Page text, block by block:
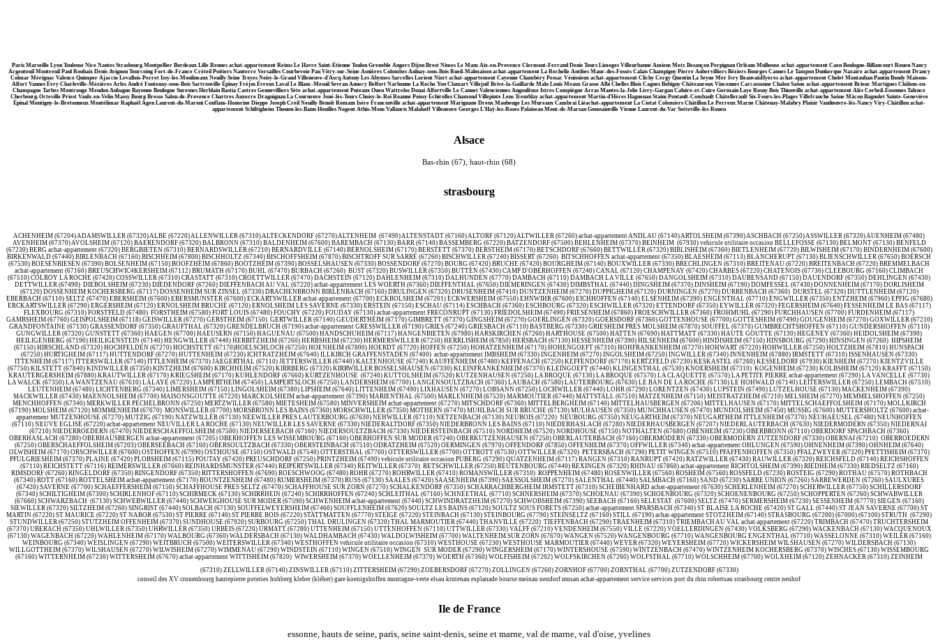
Paris Marseille Lyon Toulouse Nice Nantes Strasbourg Montpellier Bordeaux Lille Rennes achat-appartement Reims Le Havre Saint-Étienne Toulon Grenoble Angers Dijon Brest Nîmes Le Mans Aix-en-Provence Clermont-Ferrand Denis Tours Limoges Villeurbanne Amiens Metz Besançon Perpignan Orléans Mulhouse achat-appartement Caen Boulogne-Billancourt Rouen Nancy
Argenteuil Montreuil Paul Roubaix Denis Avignon Tourcoing Fort-de-France Créteil Poitiers Nanterre Versailles Courbevoie Pau Vitry-sur-Seine Asnières Colombes Aulnay-sous-Bois Rueil-Malmaison achat-appartement La Rochelle Antibes Maur-des-Fossés Calais Champigny Pierre Aubervilliers Béziers Bourges Cannes Le Tampon Dunkerque Nazaire achat-appartement Drancy
Colmar Mérignac Valence Quimper Ajaccio Levallois-Perret Issy-les-Moulineaux Neuilly Seine Troyes Noisy-le-Grand Villeneuve-d'Ascq Antony Les Abymes Sarcelles Lorient Niort achat-appartement Cayenne Chambéry Pessac Vénissieux achat-appartement Clichy Cergy Quentin La Seyne Mer Ivry BeauvaisHyères achat-appartement Cholet Montauban Pantin Bondy Maisons-
Alfort Vannes Évry Charleville-Mézières Arles André Fontenay-sous-Bois Sartrouville Épinay Fréjus Évreux Laval Le Blanc-Mesnil Sevran Annecy Belfort Narbonne La Roche Yon Clamart Villejuif Brive-la-Gaillarde Malo Louis Meaux Grasse Albi Chelles Blois Cagnes Bobigny Châteauroux Vincennes Carcassonne Chalon Saône achat-appartement Brieuc Martigues Châlons-en-
Champagne Tarbes Montrouge Meudon Aubagne Bayonne Boulogne Suresnes Herblain Bastia Castres Gennevilliers Sète achat-appartement Puteaux Ouen Wattrelos Douai Alfortville Le Cannet Valenciennes Angoulême Istres Compiègne Arras Mantes-la-Jolie Livry-Gargan Caluire-et-Cuire Germain Laye Rosny Bois Thionville achat-appartement Alès Corbeil-Essonnes Talence
Cherbourg-Octeville Priest Vaulx-en-Velin Massy Bourg Bresse Salon-de-Provence Chartres Auxerre Draguignan La Courneuve Joué-lès-Tours Choisy-le-Roi Roanne Poissy Échirolles Chamond Villepinte Lens Tremblay achat-appartement Martin-d'Hères Haguenau Stains Pontault-Combault Châtellerault Six-Fours-les-Plages Villefranche Saône Mâcon Bagnolet Sainte-Geneviève
Épinal Montigny-le-Bretonneux Montélimar Raphaël Agen Laurent-du-Maroni Conflans-Honorine Dieppe Joseph Creil Neuilly Benoît Romans Isère Franconville achat-appartement Marignane Dreux Maubeuge Les Mureaux Cambrai Liéachat-appartement La Ciotat Colomiers Châtillon Le Perreux Marne Châtenay-Malabry Plaisir Vandœuvre-lès-Nancy Viry-Châtillon achat-
appartement Schiltigheim Thonon-les-Bains Houilles Nogent Athis-Mons Vallauris Malakoff Villeneuve Georges L'Haÿ-les-Roses Palaiseau Mont-de-Marsan Goussainville Vienne Laurent-du-Var Sotteville-lès-Rouen
Alsace
Bas-rhin (67), haut-rhin (68)
strasbourg
ACHENHEIM (67204) ADAMSWILLER (67320) ALBE (67220) ALLENWILLER (67310) ALTECKENDORF (67270) ALTENHEIM (67490) ALTENSTADT (67160) ALTORF (67120) ALTWILLER (67260) achat-appartement ANDLAU (67140) ARTOLSHEIM (67390) ASCHBACH (67250) ASSWILLER (67320) AUENHEIM (67480) AVENHEIM (67370) AVOLSHEIM (67120) BAERENDORF (67320) BALBRONN (67310) BALDENHEIM (67600) BAREMBACH (67130) BARR (67140) BASSEMBERG (67220) BATZENDORF (67500) BEHLENHEIM (67370) BEINHEIM (67930) vehicule utilitaire occasion BELLEFOSSE (67130) BELMONT (67130) BENFELD (67230) BERG achat-appartement (67320) BERGBIETEN (67310) BERNARDSWILLER (67210) BERNARDVILLE (67140) BERNOLSHEIM (67170) BERSTETT (67370) BERSTHEIM (67170) BETSCHDORF (67660) BETTWILLER (67320) BIBLISHEIM (67360) BIETLENHEIM (67720) BILWISHEIM (67170) BINDERNHEIM (67600) BIRKENWALD (67440) BIRLENBACH (67160) BISCHHEIM (67800) BISCHHOLTZ (67340) BISCHOFFSHEIM (67870) BISCHTROFF SUR SARRE (67260) BISCHWILLER (67240) BISSERT (67260) BITSCHHOFFEN achat-appartement (67350) BLAESHEIM (67113) BLANCHERUPT (67130) BLIENSCHWILLER (67650) BOERSCH (67530) BOESENBIESEN (67390) BOLSENHEIM (67150) BOOFZHEIM (67860) BOOTZHEIM (67390) BOSSELSHAUSEN (67330) BOSSENDORF (67270) BOURG (67420) BRUCHE (67420) BOURGHEIM (67140) BOUXWILLER (67330) BRECHLINGEN (67310) BREITENAU (67220) BREITENBACH (67220) BREMMELBACH achat-appartement (67160) BREUSCHWIC4KERSHEIM (67112) BRUMATH (67170) BUHL (67470) BURBACH (67260) BUST (67320) BUSWILLER (67350) BUTTEN (67430) CAMP D'OBERHOFFEN (67240) CANAL (67120) CHAMPENAY (67420) CHARBES (67220) CHATENOIS (67730) CLEEBOURG (67160) CLIMBACH (67510) COLROY LA ROCHE (67420) COSSWILLER (67310) CRASTATT (67310) CROETTWILLER (67470) DACHSTEIN (67120) DAHLENHEIM (67310) DALHUNDEN (67770) DAMBACH (67110) DAMBACH LA VILLE (67650) DANGOLSHEIM (67310) DAUBENSAND (67150) DAUENDORF (67350) DEHLINGEN (67430) DETTWILLER (67490) DIEBOLSHEIM (67230) DIEDENDORF (67260) DIEFFENBACH AU VAL (67220) achat-appartement LES WOERTH (67360) DIEFFENTHAL (67650) DIEMERINGEN (67430) DIMBSTHAL (67440) DINGSHEIM (67370) DINSHEIM (67190) DOMFESSEL (67430) DONNENHEIM (67170) DORLISHEIM (67120) DOSSENHEIM KOCHERSBERG (67117) DOSSENHEIM SUR ZINSEL (67330) DRACHENBRONN BIRLENBACH (67160) DRULINGEN (67320) DRUSENHEIM (67410) DUNTZENHEIM (67270) DUPPIGHEIM (67120) DURNINGEN (67270) DURRENBACH (67360) DURSTEL (67320) DUTTLENHEIM (67120) EBERBACH (67110) SELTZ (67470) EBERSHEIM (67600) EBERSMUNSTER (67600) ECKARTSWILLER achat-appartement (67700) ECKBOLSHEIM (67201) ECKWERSHEIM (67550) EHNWIHR (67600) EICHHOFFEN (67140) ELSENHEIM (67390) ENGENTHAL (67710) ENGWILLER (67350) ENTZHEIM (67960) EPFIG (67680) ERCKARTSWILLER (67290) ERGERSHEIM (67120) ERNOLSHEIM BRUCHE (67120) ERNOLSHEIM LES SAVERNE (67330) ERSTEIN (67150) ESCHAU (67114) ESCHBACH (67360) ESCHBOURG (67320) ESCHWILLER (67320) ETTENDORF (67350) EYWILLER (67320) FEGERSHEIM (67640) FESSENHEIM LE BAS (67117) FLEXBOURG (67310) FORSTFELD (67480) FORSTHEIM (67580) FORT LOUIS (67480) FOUCHY (67220) FOUDAY (67130) achat-appartement FRECONRUPT (67130) FRIEDOLSHEIM (67490) FRIESENHEIM (67860) FROESCHWILLER (67360) FROHMUHL (67290) FURCHHAUSEN (67700) FURDENHEIM (67117) GAMBSHEIM (67760) GEISPOLSHEIM (67118) GEISWILLER (67270) GERSTHEIM (67150) GERTWILLER (67140) GEUDERTHEIM (67170) GIMBRETT (67370) GINGSHEIM (67270) GOERLINGEN (67320) GOERSDORF (67360) GOTTENHOUSE (67700) GOTTESHEIM (67490) GOUGENHEIM (67270) GOXWILLER (67210) GRANDFONTAINE (67130) GRASSENDORF (67350) GRAUFTHAL (67320) GRENDELBRUCH (67190) achat-appartement GRESSWILLER (67190) GRIES (67240) GRIESBACH (67110) BASTBERG (67330) GRIESHEIM PRES MOLSHEIM (67870) SOUFFEL (67370) GUMBRECHTSHOFFEN (67110) GUNDERSHOFFEN (67110) GUNGWILLER (67320) GUNSTETT (67360) HAEGEN (67700) HAEUSERN (67150) HAGUENAU (67500) HANDSCHUHEIM (67117) HANGENBIETEN (67980) HARSKIRCHEN (67260) HARTHOUSE (67500) HATTEN (67690) HATTMATT (67330) HAUTE GOUTTE (67130) HEGENEY (67360) HEIDOLSHEIM (67390) HEILIGENBERG (67190) HEILIGENSTEIN (67140) HENGWILLER (67440) HERBITZHEIM (67260) HERBSHEIM (67230) HERMERSWILLER (67250) HERRLISHEIM (67850) HERSBACH (67130) HESSENHEIM (67390) HILSENHEIM (67600) HINDISHEIM (67150) HINSBOURG (67290) HINSINGEN (67260) HIPSHEIM (67150) HIRSCHLAND (67320) HOCHFELDEN (67270) HOCHSTETT (67170)HOELSCHLOCH (67250) HOENHEIM (67800) HOERDT (67720) HOFFEN (67250) HOHATZENHEIM (67170) HOHENGOEFT (67310) HOHFRANKENHEIM (67270) HOHWART (67220) HOHWILLER (67250) HOLTZHEIM (67810) HUNSPACH (67250) HURTIGHEIM (67117) HUTTENDORF (67270) HUTTENHEIM (67230) ICHTRATZHEIM (67640) ILLKIRCH GRAFFENSTADEN (67400) achat-appartement IMBSHEIM (67330) INGENHEIM (67270) INGOLSHEIM (67250) INGWILLER (67340) INNENHEIM (67880) IRMSTETT (67310) ISSENHAUSEN (67330) ITTENHEIM (67117) ITTERSWILLER (67140) ITTLENHEIM (67370) JAEGERTHAL (67110) JETTERSWILLER (67440) KALTENHOUSE (67240) KAUFFENHEIM (67480) KEFFENACH (67250) KEFFENDORF (67170) KERTZFELD (67230) KESKASTEL (67260) KESSELDORF (67930) KIENHEIM (67270) KIENTZVILLE (67750) KILSTETT (67840) KINDWILLER (67350) KINTZHEIM (67600) KIRCHHEIM (67520) KIRRBERG (67320) KIRRWILLER BOSSELSHAUSEN (67330) KLEINFRANKENHEIM (67370) KLEINGOEFT (67440) KLINGENTHAL (67530) KNOERSHEIM (67310) KOGENHEIM (67230) KOLBSHEIM (67120) KRAFFT (67150) KRAUTERGERSHEIM (67880) KRAUTWILLER (67170) KRIEGSHEIM (67170) KUHLENDORF (67660) KURTZENHOUSE (67240) KUTTOLSHEIM (67520) KUTZENHAUSEN (67250) LA BROQUE (67130) LA BROQUE (67570) LA CLAQUETTE (67570) LA PETITE PIERRE achat-appartement (67290) LA VANCELLE (67730) LA WALCK (67350) LA WANTZENAU (67610) LALAYE (67220) LAMPERTHEIM (67450) LAMPERTSLOCH (67250) LANDERSHEIM (67700) LANGENSOULTZBACH (67360) LAUBACH (67580) LAUTERBOURG (67630) LE BAN DE LA ROCHE (67130) LE HOHWALD (67140) LEITERSWILLER (67250) LEMBACH (67510) LEUTENHEIM (67480) LICHTENBERG (67340) LIMERSHEIM (67150) LINGOLSHEIM (67380) LIPSHEIM (67640) LITTENHEIM (67490) LIXHAUSEN (67270) LOBSANN (67250) LOCHWILLER (67440) LOHR (67290) LORENTZEN (67430) LUPSTEIN (67490) LUTZELHOUSE (67130) MACKENHEIM (67390) MACKWILLER (67430) MAENNOLSHEIM (67700) MAISONSGOUTTE (67220) MARCKOLSHEIM achat-appartement (67390) MARIENTHAL (67500) MARLENHEIM (67520) MARMOUTIER (67440) MATTSTALL (67510) MATZENHEIM (67150) MEISTRATZHEIM (67210) MELSHEIM (67270) MEMMELSHOFFEN (67250) MENCHHOFFEN (67340) MERKWILLER PECHELBRONN (67250) MERTZWILLER (67580) MIETESHEIM (67580) MINVERSHEIM achat-appartement (67270) MITSCHDORF (67360) MITTELBERGHEIM (67140) MITTELHAUSBERGEN (67206) MITTELHAUSEN (67170) MITTELSCHAEFFOLSHEIM (67170) MOLLKIRCH (67190) MOLSHEIM (67120) MOMMENHEIM (67670) MONSWILLER (67700) MORSBRONN LES BAINS (67360) MORSCHWILLER (67350) MOTHERN (67470) MUHLBACH SUR BRUCHE (67130) MULHAUSEN (67350) MUNCHHAUSEN (67470) MUNDOLSHEIM (67450) MUSSIG (67600) MUTTERSHOLTZ (67600) achat-appartement MUTZENHOUSE (67270) MUTZIG (67190) NATZWILLER (67130) NEEWILLER PRES LAUTERBOURG (67630) NEHWILLER (67110) NETZENBACH (67130) NEUBOIS (67220) NEUBOURG (67350) NEUGARTHEIM (67370) NEUGARTHEIM ITTLENHEIM (67370) NEUHAEUSEL (67480) NEUNHOFFEN (67110) NEUVE EGLISE (67220) achat-appartement NEUVILLER LA ROCHE (67130) NEUWILLER LES SAVERNE (67330) NIEDERALTDORF (67350) NIEDERBRONN LES BAINS (67110) NIEDERHASLACH (67280) NIEDERHAUSBERGEN (67207) NIEDERLAUTERBACH (67630) NIEDERMODERN (67350) NIEDERNAI (67210) NIEDERROEDERN (67470) NIEDERSCHAEFFOLSHEIM (67500) NIEDERSEEBACH (67160) NIEDERSOULTZBACH (67330) NIEDERSTEINBACH (67510) NORDHEIM (67520) NORDHOUSE (67150) NOTHALTEN (67680) OBENHEIM (67230) OBERBRONN (67110) OBERDORF SPACHBACH (67360) OBERHASLACH (67280) OBERHAUSBERGEN achat-appartement (67205) OBERHOFFEN LES WISSEMBOURG (67160) OBERHOFFEN SUR MODER (67240) OBERKUTZENHAUSEN (67250) OBERLAUTERBACH (67160) OBERMODERN (67330) OBERMODERN ZUTZENDORF (67330) OBERNAI (67210) OBERROEDERN (67250) OBERSCHAEFFOLSHEIM (67203) OBERSEEBACH (67160) OBERSOULTZBACH (67330) OBERSTEINBACH (67510) ODRATZHEIM (67520) OERMINGEN (67970) OFFENDORF (67850) OFFENHEIM (67370) OFFWILLER (67340) achat-appartement OHLUNGEN (67590) OHNENHEIM (67390) OHNHEIM (67640) OLWISHEIM (67170) ORSCHWILLER (67600) OSTHOFFEN (67990) OSTHOUSE (67150) OSTWALD (67540) OTTERSTHAL (67700) OTTERSWILLER (67700) OTTROTT (67530) OTTWILLER (67320) PETERSBACH (67290) PETIT WINGEN (67510) PFAFFENHOFFEN (67350) PFALZWEYER (67320) PFETTISHEIM (67370) PFULGRIESHEIM (67370) PLAINE (67420) PLOBSHEIM (67115) POUTAY (67420) PREUSCHDORF (67250) PRINTZHEIM (67490) vehicule utilitaire occasion PUBERG (67290) QUATZENHEIM (67117) RANGEN (67310) RANRUPT (67420) RATZWILLER (67430) RAUWILLER (67320) REICHSFELD (67140) REICHSHOFFEN (67110) REICHSTETT (67116) REIMERSWILLER (67660) REINHARDSMUNSTER (67440) REIPERTSWILLER (67340) REITWILLER (67370) RETSCHWILLER (67250) REUTENBOURG (67440) REXINGEN (67320) RHINAU (67860) achat-appartement RICHTOLSHEIM (67390) RIEDHEIM (67330) RIEDSELTZ (67160) RIMSDORF (67260) RINGELDORF (67350) RINGENDORF (67350) RITTERSHOFFEN (67690) ROESCHWOOG (67480) ROHR (67270) ROHRWILLER (67410) ROMANSWILLER (67310) ROPPENHEIM (67480) ROSENWILLER (67560) ROSHEIM (67560) ROSSFELD (67230) ROSTEIG (67290) ROTHAU (67570) ROTHBACH (67340) ROTT (67160) ROTTELSHEIM achat-appartement (67170) ROUNTZENHEIM (67480) RUMERSHEIM (67370) RUSS (67130) SAALES (67420) SAASENHEIM (67390) SAESSOLSHEIM (67270) SALENTHAL (67440) SALMBACH (67160) SAND (67230) SARRE UNION (67260) SARREWERDEN (67260) SAULXURES (67420) SAVERNE (67700) SCHAEFFERSHEIM (67150) SCHAFFHOUSE PRES SELTZ (67470) SCHAFFHOUSE SUR ZORN (67270) SCHALKENDORF (67350) SCHARRACHBERGHEIM IRMSTETT (67310) SCHEIBENHARD achat-appartement (67630) SCHERLENHEIM (67270) SCHERWILLER (67750) SCHILLERSDORF (67340) SCHILTIGHEIM (67300) SCHIRLENHOF (67110) SCHIRMECK (67130) SCHIRRHEIN (67240) SCHIRRHOFFEN (67240) SCHLEITHAL (67160) SCHNEETHAL (67710) SCHNERSHEIM (67370) SCHOENAU (67390) SCHOENBOURG (67320) SCHOENENBOURG (67250) SCHOPPERTEN (67260) SCHWABWILLER (67660) SCHWARZBACH (67130) SCHWEBWILLER (67440) SCHWEIGHOUSE SUR MODER (67590) SCH
conseil des XV cronenbourg hautepierre poteries hohberg kleber (kléber) gare koenigshoffen montagne-verte elsau krutenau esplanade bourse meinau neudorf musau achat-appartement service services port du rhin robertsau strasbourg centre neuhof
Ile de France
essonne, hauts de seine, paris, seine saint-denis, seine et marne, val de marne, val d'oise, yvelines